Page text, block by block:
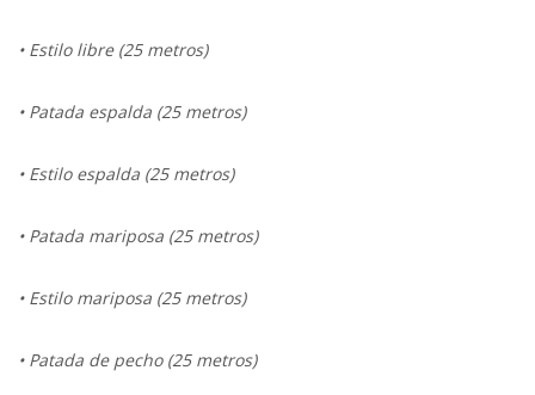
• Estilo libre (25 metros)
• Patada espalda (25 metros)
• Estilo espalda (25 metros)
• Patada mariposa (25 metros)
• Estilo mariposa (25 metros)
• Patada de pecho (25 metros)